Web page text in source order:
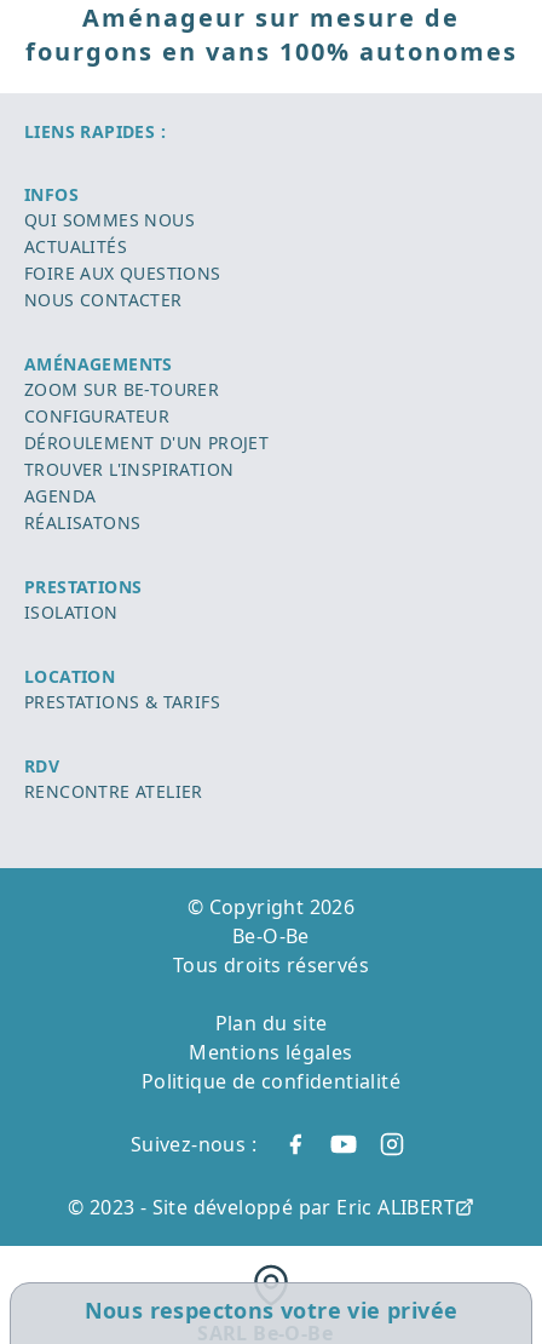
Aménageur sur mesure de
fourgons en vans 100% autonomes
LIENS RAPIDES :
INFOS
QUI SOMMES NOUS
ACTUALITÉS
FOIRE AUX QUESTIONS
NOUS CONTACTER
AMÉNAGEMENTS
ZOOM SUR BE-TOURER
CONFIGURATEUR
DÉROULEMENT D'UN PROJET
TROUVER L'INSPIRATION
AGENDA
RÉALISATONS
PRESTATIONS
ISOLATION
LOCATION
PRESTATIONS & TARIFS
RDV
RENCONTRE ATELIER
© Copyright 2026
Be-O-Be
Tous droits réservés
Plan du site
Mentions légales
Politique de confidentialité
Suivez-nous :
© 2023 - Site développé par Eric ALIBERT
Nous respectons votre vie privée